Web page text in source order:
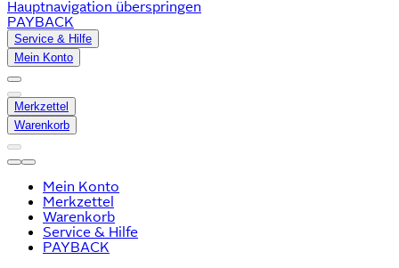
Hauptnavigation überspringen
PAYBACK
Service & Hilfe
Mein Konto
Merkzettel
Warenkorb
Mein Konto
Merkzettel
Warenkorb
Service & Hilfe
PAYBACK